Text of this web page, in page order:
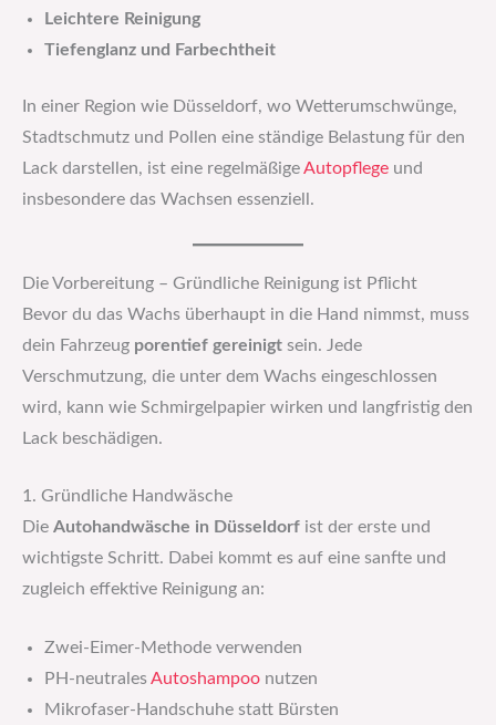
Leichtere Reinigung
Tiefenglanz und Farbechtheit
In einer Region wie Düsseldorf, wo Wetterumschwünge,
Stadtschmutz und Pollen eine ständige Belastung für den
Lack darstellen, ist eine regelmäßige Autopflege und
insbesondere das Wachsen essenziell.
Die Vorbereitung – Gründliche Reinigung ist Pflicht
Bevor du das Wachs überhaupt in die Hand nimmst, muss
dein Fahrzeug porentief gereinigt sein. Jede
Verschmutzung, die unter dem Wachs eingeschlossen
wird, kann wie Schmirgelpapier wirken und langfristig den
Lack beschädigen.
1. Gründliche Handwäsche
Die Autohandwäsche in Düsseldorf ist der erste und
wichtigste Schritt. Dabei kommt es auf eine sanfte und
zugleich effektive Reinigung an:
Zwei-Eimer-Methode verwenden
PH-neutrales Autoshampoo nutzen
Mikrofaser-Handschuhe statt Bürsten